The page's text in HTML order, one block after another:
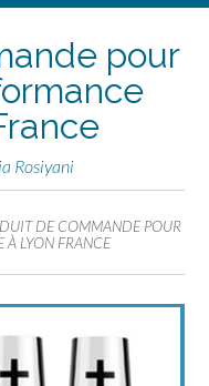
pour
Rosiyani
DE COMMANDE POUR
À LYON FRANCE